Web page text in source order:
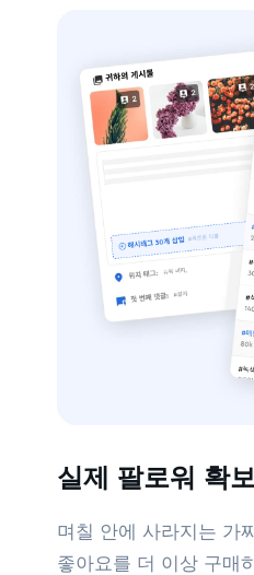
실제 팔로워 확
며칠 안에 사라지는 가
좋아요를 더 이상 구매